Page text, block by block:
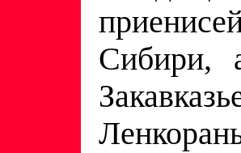
Сибири,